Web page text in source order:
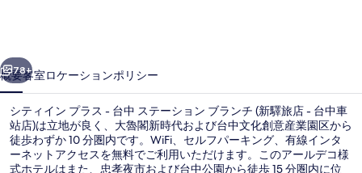
ス
-
台
中
次へ
78+
概要客室ロケーションポリシー
シティイン プラス - 台中 ステーション ブランチ (新驛旅店 - 台中車
站店)は立地が良く、大魯閣新時代および台中文化創意産業園区から
徒歩わずか 10 分圏内です。WiFi、セルフパーキング、有線インタ
ーネットアクセスを無料でご利用いただけます。このアールデコ様
式ホテルはまた、忠孝夜市および台中公園から徒歩 15 分圏内に位